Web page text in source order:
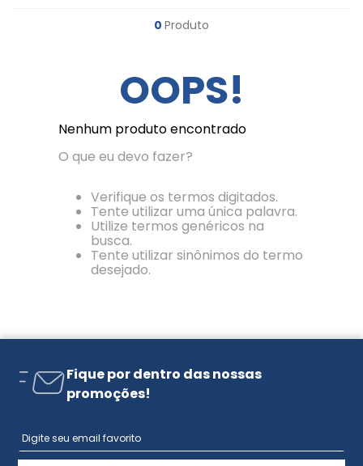
0 Produto
OOPS!
Nenhum produto encontrado
O que eu devo fazer?
Verifique os termos digitados.
Tente utilizar uma única palavra.
Utilize termos genéricos na
busca.
Tente utilizar sinônimos do termo
desejado.
Fique por dentro das nossas
promoções!